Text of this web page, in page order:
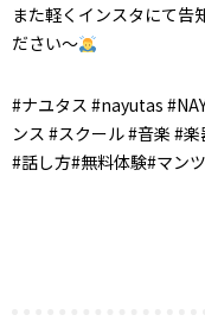
また軽くインスタにて告
ださい〜
#ナユタス #nayutas
ンス #スクール #音楽 #
#話し方#無料体験#マン